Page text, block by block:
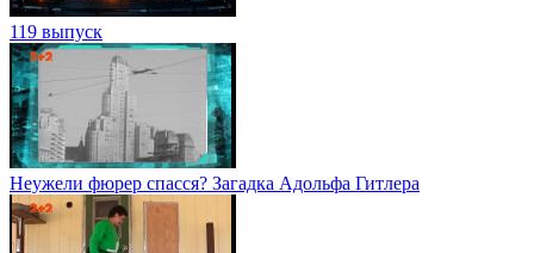
119 выпуск
Неужели фюрер спасся? Загадка Адольфа Гитлера